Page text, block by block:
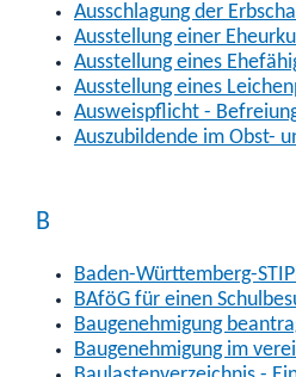
Ausschlagung der
Ausstellung einer
Ausstellung eines
Ausstellung eines
Ausweispflicht -
Auszubildende im Obst-
B
Baden-Württemberg-
BAföG für einen
Baugenehmigung
Baugenehmigung im